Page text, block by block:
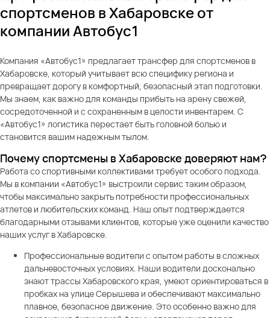
спортсменов в Хабаровске от
компании Автобус1
Компания «Автобус1» предлагает трансфер для спортсменов в
Хабаровске, который учитывает всю специфику региона и
превращает дорогу в комфортный, безопасный этап подготовки.
Мы знаем, как важно для команды прибыть на арену свежей,
сосредоточенной и с сохраненным в целости инвентарем. С
«Автобус1» логистика перестает быть головной болью и
становится вашим надежным тылом.
Почему спортсмены в Хабаровске доверяют нам?
Работа со спортивными коллективами требует особого подхода.
Мы в компании «Автобус1» выстроили сервис таким образом,
чтобы максимально закрыть потребности профессиональных
атлетов и любительских команд. Наш опыт подтверждается
благодарными отзывами клиентов, которые уже оценили качество
наших услуг в Хабаровске.
Профессиональные водители с опытом работы в сложных
дальневосточных условиях. Наши водители досконально
знают трассы Хабаровского края, умеют ориентироваться в
пробках на улице Серышева и обеспечивают максимально
плавное, безопасное движение. Это особенно важно для